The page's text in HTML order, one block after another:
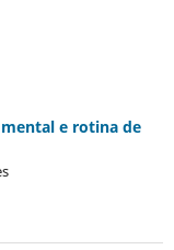
e rotina de